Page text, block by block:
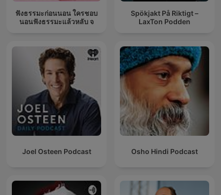
ฟังธรรมะก่อนนอน ใครชอบ
นอนฟังธรรมะแล้วหลับ จ
Spökjakt På Riktigt –
LaxTon Podden
Joel Osteen Podcast Osho Hindi Podcast